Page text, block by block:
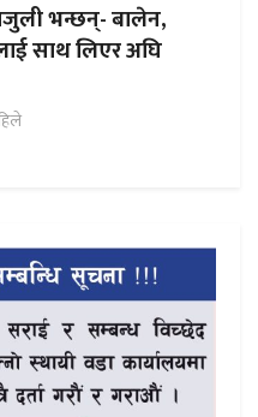
भन्छन्- बालेन,
साथ लिएर अघि